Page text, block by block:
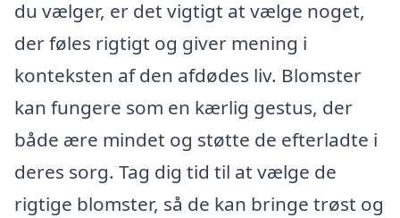
du vælger, er det vigtigt at vælge noget,
der føles rigtigt og giver mening i
konteksten af den afdødes liv. Blomster
kan fungere som en kærlig gestus, der
både ære mindet og støtte de efterladte i
deres sorg. Tag dig tid til at vælge de
rigtige blomster, så de kan bringe trøst og